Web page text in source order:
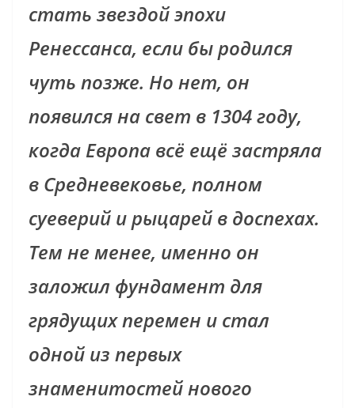
стать звездой эпохи
Ренессанса, если бы родился
чуть позже. Но нет, он
появился на свет в 1304 году,
когда Европа всё ещё застряла
в Средневековье, полном
суеверий и рыцарей в доспехах.
Тем не менее, именно он
заложил фундамент для
грядущих перемен и стал
одной из первых
знаменитостей нового